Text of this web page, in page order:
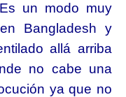
un modo muy
Bangladesh y
allá arriba
no cabe una
ya que no